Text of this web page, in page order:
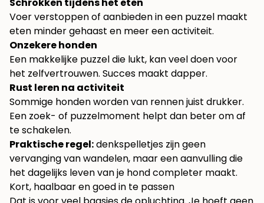
Voer verstoppen of aanbieden in een puzzel maakt
eten minder gehaast en meer een activiteit.
Onzekere honden
Een makkelijke puzzel die lukt, kan veel doen voor
het zelfvertrouwen. Succes maakt dapper.
Rust leren na activiteit
Sommige honden worden van rennen juist drukker.
Een zoek- of puzzelmoment helpt dan beter om af
te schakelen.
Praktische regel:denkspelletjes zijn geen
vervanging van wandelen, maar een aanvulling die
het dagelijks leven van je hond completer maakt.
Kort, haalbaar en goed in te passen